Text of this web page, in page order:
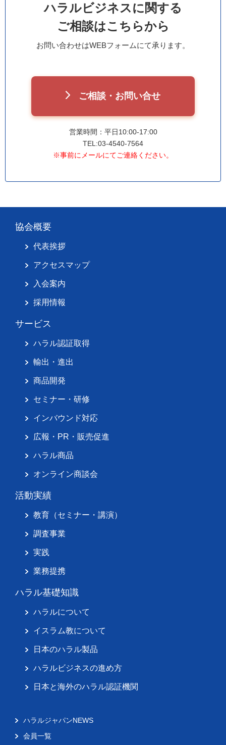
ハラルビジネスに関する
ご相談はこちらから
お問い合わせはWEBフォームにて承ります。
ご相談・お問い合せ
営業時間：平日10:00-17:00
TEL:03-4540-7564
※事前にメールにてご連絡ください。
協会概要
代表挨拶
アクセスマップ
入会案内
採用情報
サービス
ハラル認証取得
輸出・進出
商品開発
セミナー・研修
インバウンド対応
広報・PR・販売促進
ハラル商品
オンライン商談会
活動実績
教育（セミナー・講演）
調査事業
実践
業務提携
ハラル基礎知識
ハラルについて
イスラム教について
日本のハラル製品
ハラルビジネスの進め方
日本と海外のハラル認証機関
ハラルジャパンNEWS
会員一覧